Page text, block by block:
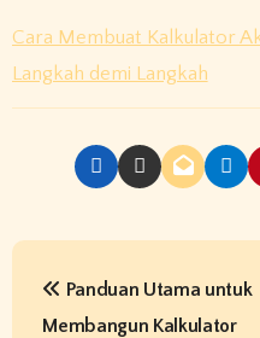
Cara Membuat Kalkulator
Langkah demi Langkah
P
Panduan Utama untuk
Membangun Kalkulator